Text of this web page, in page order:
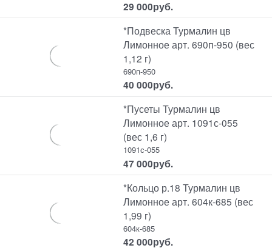
29 000руб.
*Подвеска Турмалин цв
Лимонное арт. 690п-950 (вес
1,12 г)
690п-950
40 000руб.
*Пусеты Турмалин цв
Лимонное арт. 1091с-055
(вес 1,6 г)
1091с-055
47 000руб.
*Кольцо р.18 Турмалин цв
Лимонное арт. 604к-685 (вес
1,99 г)
604к-685
42 000руб.